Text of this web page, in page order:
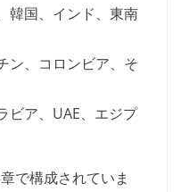
韓国、インド、東南
ン、コロンビア、そ
ビア、UAE、エジプ
で構成されていま